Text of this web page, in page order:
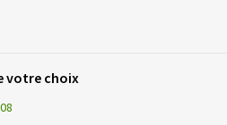
votre choix